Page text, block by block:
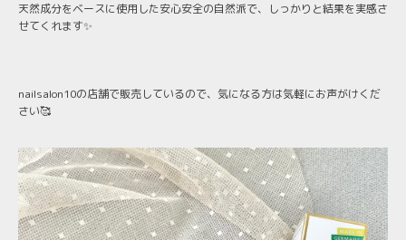
天然成分をベースに使用した安心安全の自然派で、しっかりと結果を実感さ
せてくれます✨
nailsalon10の店舗で販売しているので、気になる方は気軽にお声がけくだ
さい🥰